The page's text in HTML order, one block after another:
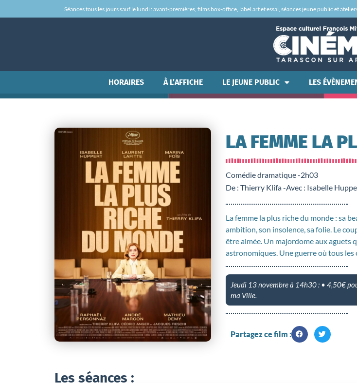
Séances tous les jours sauf le lundi : avant-premières, films box-office, label art et essai, séances jeune public et
HORAIRES À L’AFFICHE LE JEUNE PUBLIC LES
LA FEMME LA
Comédie dramatique -2h03
De : Thierry Klifa -Avec : Isabelle
La femme la plus riche du monde : sa
ambition, son insolence, sa folie. Le
être aimée. Un majordome aux aguets
astronomiques. Une guerre où tous les
Jeudi 13 novembre à 14h30 : • 4,50€
ma Ville.
Partagez ce film :
Les séances :